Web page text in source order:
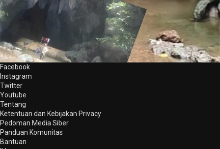
Facebook
Instagram
Twitter
Youtube
Tentang
Ketentuan dan Kebijakan Privacy
Pedoman Media Siber
Panduan Komunitas
Bantuan